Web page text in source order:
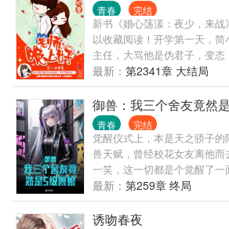
青春 完结
新书《婚心荡漾：夜少，来
以收藏阅读！开学第一天，
主任，大骂他是伪君子，变态
小心’把班...
最新： 第2341章 大结局
御兽：我三个舍友竟然
青春 完结
觉醒仪式上，本是天之骄子
兽天赋，曾经校花女友离他
一笑，这一切都是个觉醒了
的镜子。 只要他想，提升到传
只是让他没想到的是，他的
还都是S级兽娘
最新： 第259章 终局
诱吻春夜